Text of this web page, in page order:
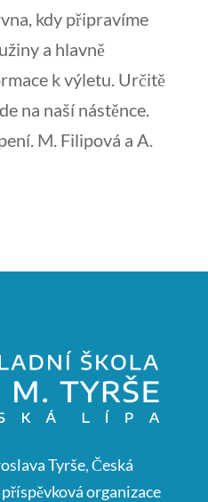
kdy připravíme
a hlavně
k výletu. Určitě
na naší nástěnce.
M. Filipová a A.
Tyrše, Česká
organizace